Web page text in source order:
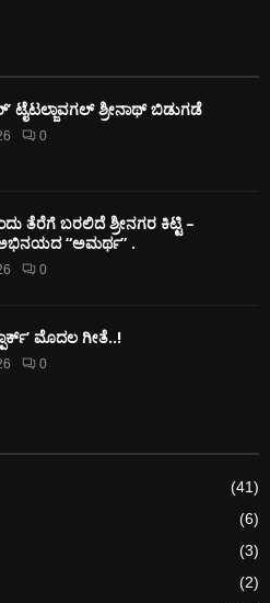
ಶ್ರೀನಾಥ್ ಬಿಡುಗಡೆ
0
ತೆರೆಗೆ ಬರಲಿದೆ ಶ್ರೀನಗರ ಕಿಟ್ಟಿ –
“ಅಮರ್ಥ” .
0
ಮೊದಲ‌ ಗೀತೆ..!
0
(41)
(6)
(3)
(2)